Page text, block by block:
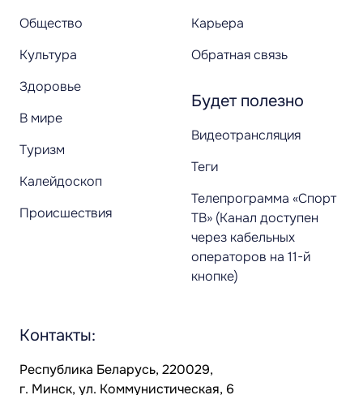
Общество
Культура
Здоровье
В мире
Туризм
Калейдоскоп
Происшествия
Карьера
Обратная связь
Будет полезно
Видеотрансляция
Теги
Телепрограмма «Спорт
ТВ» (Канал доступен
через кабельных
операторов на 11-й
кнопке)
Контакты:
Республика Беларусь, 220029,
г. Минск, ул. Коммунистическая, 6